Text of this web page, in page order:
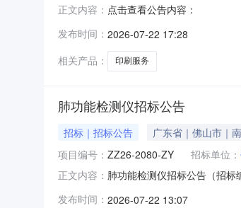
正文内容： 点击查看公告内容：
发布时间： 2026-07-22 17:28
相关产品：
印刷服务
肺功能检测仪招标公告
招标｜招标公告 广东省｜佛山市｜
项目编号： ZZ26-2080-ZY 招标单位：
正文内容： 肺功能检测仪招标公告（招
他”。范围：本招标项目划分
发布时间： 2026-07-22 13:07